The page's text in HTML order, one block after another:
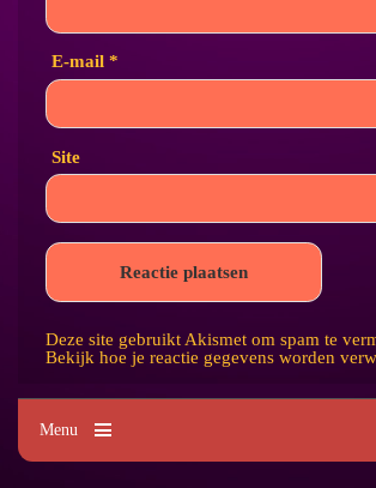
E-mail *
Site
Deze site gebruikt Akismet om spam te
Bekijk hoe je reactie gegevens worden
Menu